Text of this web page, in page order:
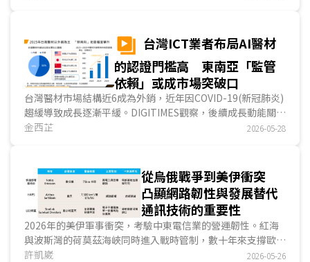
與頻譜規畫持續推動相關發展，並討論850MHz頻譜開放的可
能性，使Wi-Fi HaLow再度成為全球Sub-GHz無線通訊市場
發展所關注的焦點。...
台灣ICT業者布局AI醫材
的認證門檻高 東南亞「監管
依賴」或成市場突破口
台灣醫材市場結構近6成為外銷，近年因COVID-19(新冠肺炎)
趨緩導致成長逐漸平緩。DIGITIMES觀察，後續成長動能關鍵
在於從傳統醫材製造，轉向AI/ML產品加值。由於大型醫療設
助應用。整體而言，台灣AI/ML醫材的機會在於軟體加值與臨
床流程整合；挑戰則在於醫材認證週期長，後續發展策略應以
成熟市場取證建立基礎，透過東南亞醫材監管依賴機制，將單
一產品認證，延伸為多國市場效益。...
金西芷 2026-05-28
從烏俄戰爭到美伊衝突
凸顯網路韌性與發展替代
通訊技術的重要性
2026年的美伊軍事衝突，考驗中東電信業的營運韌性。紅海
與波斯灣的荷莫茲海峽同時進入戰時管制，數十年來支撐歐亞
非數據往來的海底電纜路由，在幾週內幾近癱瘓；地面基礎設
許凱崴 2026-05-26